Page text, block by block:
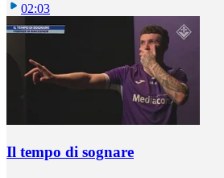
02:03
Il tempo di sognare